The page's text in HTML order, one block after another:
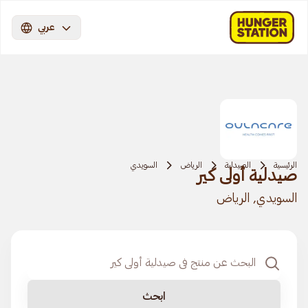
عربي
الرئيسية الصيدلية الرياض السويدي
صيدلية أولى كير
السويدي, الرياض
ابحث